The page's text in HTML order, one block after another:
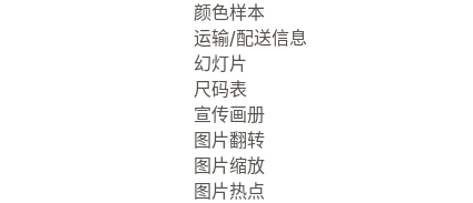
颜色样本
运输/配送信息
幻灯片
尺码表
宣传画册
图片翻转
图片缩放
图片热点